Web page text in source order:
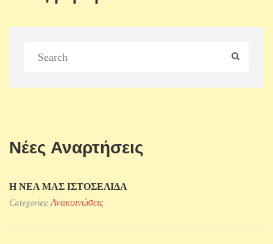
Νέες Αναρτήσεις
Η ΝΕΑ ΜΑΣ ΙΣΤΟΣΕΛΙΔΑ
Categories:Ανακοινώσεις